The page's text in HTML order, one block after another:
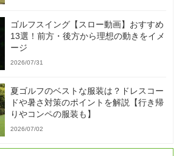
ゴルフスイング【スロー動画】おすすめ
13選！前方・後方から理想の動きをイメ
ージ
2026/07/31
夏ゴルフのベストな服装は？ドレスコー
ドや暑さ対策のポイントを解説【行き帰
りやコンペの服装も】
2026/07/02